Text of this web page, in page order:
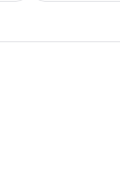
mit Bett,